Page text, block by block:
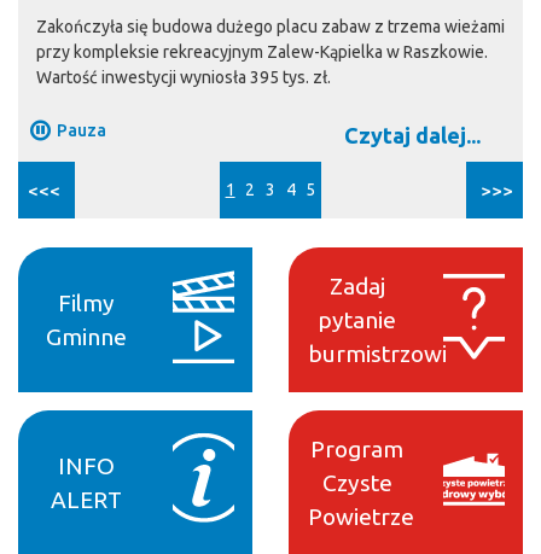
Zakończyła się budowa dużego placu zabaw z trzema wieżami
przy kompleksie rekreacyjnym Zalew-Kąpielka w Raszkowie.
Wartość inwestycji wyniosła 395 tys. zł.
Czytaj dalej...
Pauza
1 2 3 4 5
<<< >>>
Filmy
Gminne
INFO
ALERT
Zadaj
pytanie
burmistrzowi
Program
Czyste
Powietrze